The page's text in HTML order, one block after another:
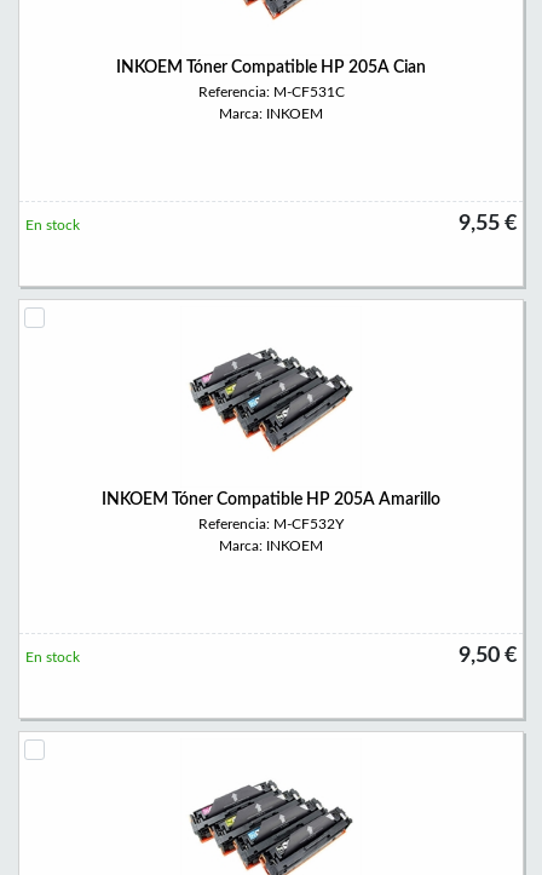
INKOEM Tóner Compatible HP 205A Cian
Referencia: M-CF531C
Marca: INKOEM
9,55 €
En stock
INKOEM Tóner Compatible HP 205A Amarillo
Referencia: M-CF532Y
Marca: INKOEM
9,50 €
En stock